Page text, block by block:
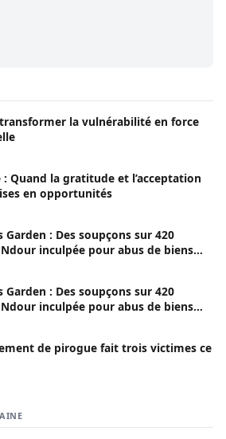
transformer la vulnérabilité en force
: Quand la gratitude et l’acceptation
en opportunités
Garden : Des soupçons sur 420
inculpée pour abus de biens
Garden : Des soupçons sur 420
inculpée pour abus de biens
de pirogue fait trois victimes ce